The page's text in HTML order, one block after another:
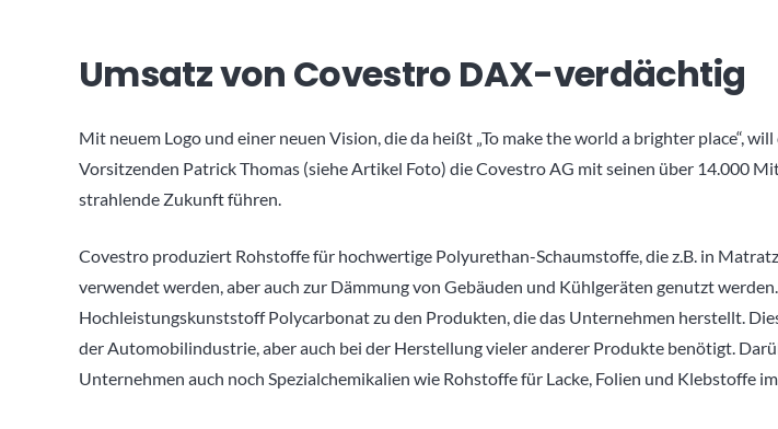
Umsatz von Covestro DAX-verdächtig
Mit neuem Logo und einer neuen Vision, die da heißt „To make the world a brighter place“,
Vorsitzenden Patrick Thomas (siehe Artikel Foto) die Covestro AG mit seinen über 14.000
strahlende Zukunft führen.
Covestro produziert Rohstoffe für hochwertige Polyurethan-Schaumstoffe, die z.B. in
verwendet werden, aber auch zur Dämmung von Gebäuden und Kühlgeräten genutzt
Hochleistungskunststoff Polycarbonat zu den Produkten, die das Unternehmen herstellt.
der Automobilindustrie, aber auch bei der Herstellung vieler anderer Produkte benötigt.
Unternehmen auch noch Spezialchemikalien wie Rohstoffe für Lacke, Folien und Klebstoffe